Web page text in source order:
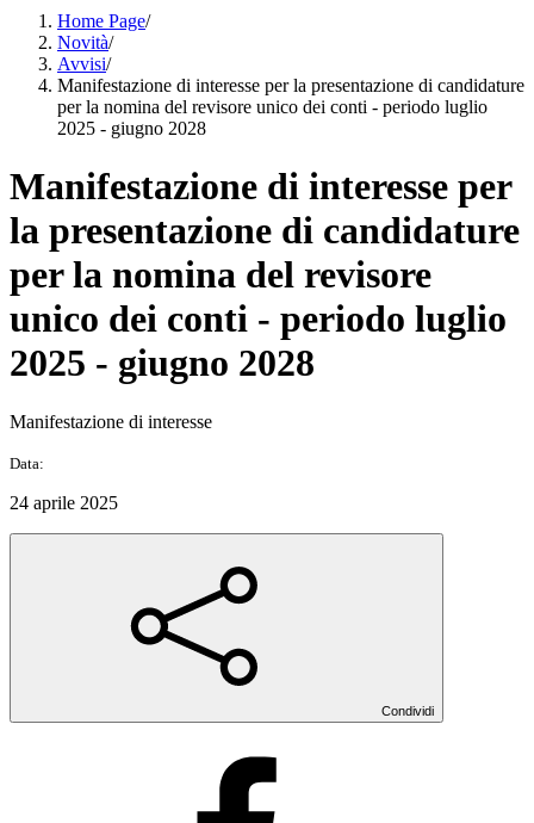
Home Page/
Novità/
Avvisi/
Manifestazione di interesse per la presentazione di candidature
per la nomina del revisore unico dei conti - periodo luglio
2025 - giugno 2028
Manifestazione di interesse per
la presentazione di candidature
per la nomina del revisore
unico dei conti - periodo luglio
2025 - giugno 2028
Manifestazione di interesse
Data:
24 aprile 2025
Condividi